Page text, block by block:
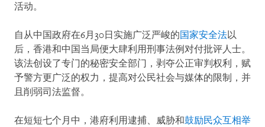
活动。
自从中国政府在6月30日实施广泛严峻的国家安全法以
后，香港和中国当局便大肆利用刑事法例对付批评人士。
该法创设了专门的秘密安全部门，剥夺公正审判权利，赋
予警方更广泛的权力，提高对公民社会与媒体的限制，并
且削弱司法监督。
在短短七个月中，港府利用逮捕、威胁和鼓励民众互相举